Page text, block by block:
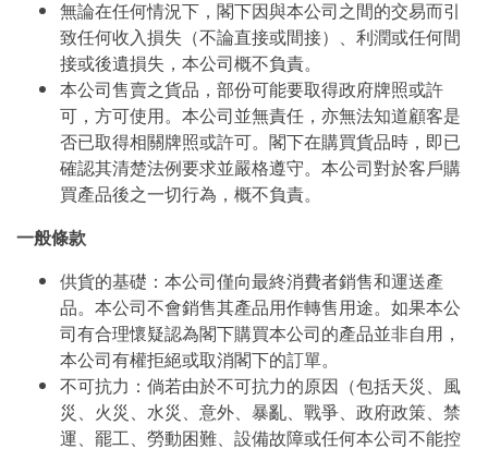
無論在任何情況下，閣下因與本公司之間的交易而引
致任何收入損失（不論直接或間接）、利潤或任何間
接或後遺損失，本公司概不負責。
本公司售賣之貨品，部份可能要取得政府牌照或許
可，方可使用。本公司並無責任，亦無法知道顧客是
否已取得相關牌照或許可。閣下在購買貨品時，即已
確認其清楚法例要求並嚴格遵守。本公司對於客戶購
買產品後之一切行為，概不負責。
一般條款
供貨的基礎：本公司僅向最終消費者銷售和運送產
品。本公司不會銷售其產品用作轉售用途。如果本公
司有合理懷疑認為閣下購買本公司的產品並非自用，
本公司有權拒絕或取消閣下的訂單。
不可抗力：倘若由於不可抗力的原因（包括天災、風
災、火災、水災、意外、暴亂、戰爭、政府政策、禁
運、罷工、勞動困難、設備故障或任何本公司不能控